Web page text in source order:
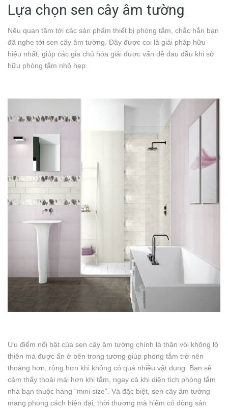
Lựa chọn sen cây âm tường
Nếu quan tâm tới các sản phẩm thiết bị phòng tắm, chắc hẳn bạn
đã nghe tới sen cây âm tường. Đây được coi là giải pháp hữu
hiệu nhất, giúp các gia chủ hóa giải được vấn đề đau đầu khi sở
hữu phòng tắm nhỏ hẹp.
Ưu điểm nổi bật của sen cây âm tường chính là thân vòi không lộ
thiên mà được ẩn ở bên trong tường giúp phòng tắm trở nên
thoáng hơn, rộng hơn khi không có quá nhiều vật dụng. Bạn sẽ
cảm thấy thoải mái hơn khi tắm, ngay cả khi diện tích phòng tắm
nhà bạn thuộc hàng “mini size”. Và đặc biệt, sen cây âm tường
mang phong cách hiện đại, thời thượng mà hiếm có dòng sản